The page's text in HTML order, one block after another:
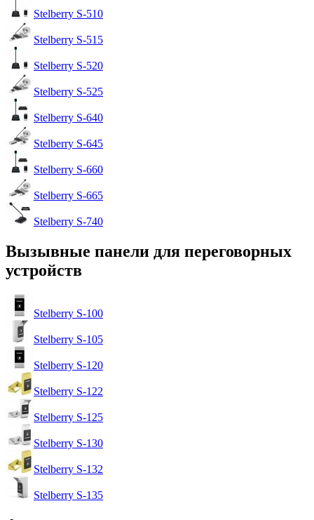
Stelberry S-510
Stelberry S-515
Stelberry S-520
Stelberry S-525
Stelberry S-640
Stelberry S-645
Stelberry S-660
Stelberry S-665
Stelberry S-740
Вызывные панели для переговорных
устройств
Stelberry S-100
Stelberry S-105
Stelberry S-120
Stelberry S-122
Stelberry S-125
Stelberry S-130
Stelberry S-132
Stelberry S-135